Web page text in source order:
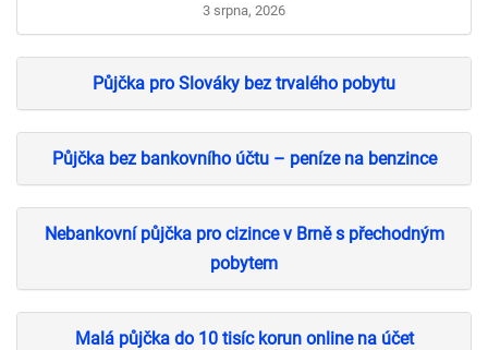
3 srpna, 2026
Půjčka pro Slováky bez trvalého pobytu
Půjčka bez bankovního účtu – peníze na benzince
Nebankovní půjčka pro cizince v Brně s přechodným
pobytem
Malá půjčka do 10 tisíc korun online na účet